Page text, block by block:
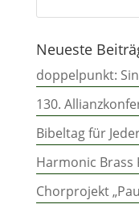
Neueste
doppelpunkt:
130.
Bibeltag für
Harmonic Brass
Chorprojekt